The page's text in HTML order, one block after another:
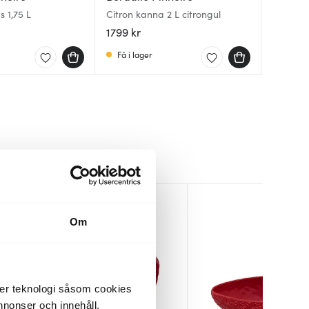
Om
teknologi såsom cookies
och innehåll,
1,75 L Citron kanna 2 L citrongul
1799 kr
Få i lager